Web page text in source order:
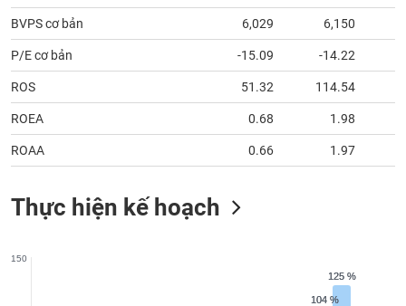
BVPS cơ bản 6,029 6,150
P/E cơ bản -15.09 -14.22
ROS 51.32 114.54
ROEA 0.68 1.98
ROAA 0.66 1.97
Thực hiện kế hoạch
104 %
104 %
125 %
125 %
150
Truyền
tài
chính
Dữ
liệu
chính